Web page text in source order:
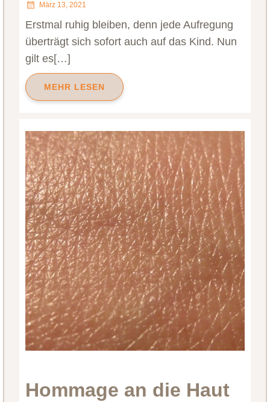
März 13, 2021
Erstmal ruhig bleiben, denn jede Aufregung
überträgt sich sofort auch auf das Kind. Nun
gilt es[…]
MEHR LESEN
Hommage an die Haut